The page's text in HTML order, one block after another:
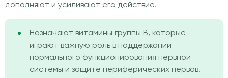
дополняют и усиливают его действие.
Назначают витамины группы B, которые
играют важную роль в поддержании
нормального функционирования нервной
системы и защите периферических нервов.